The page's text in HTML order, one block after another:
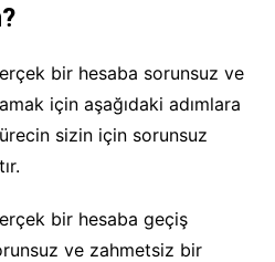
bir hesaba sorunsuz ve
için aşağıdaki adımlara
sizin için sorunsuz
bir hesaba geçiş
ve zahmetsiz bir